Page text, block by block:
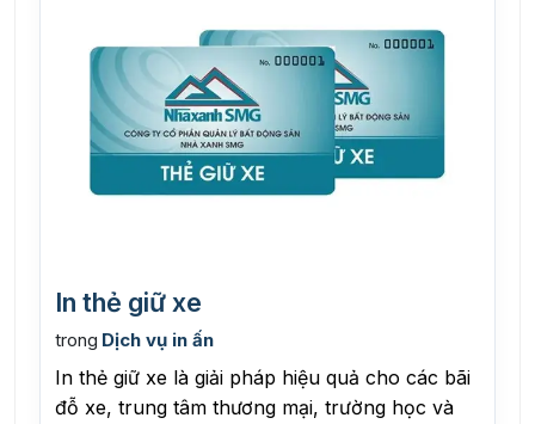
In thẻ giữ xe
trong Dịch vụ in ấn
In thẻ giữ xe là giải pháp hiệu quả cho các bãi
đỗ xe, trung tâm thương mại, trường học và